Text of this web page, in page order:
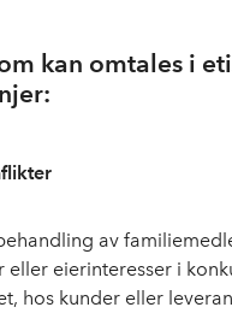
kan omtales i
av
eller eierinteresser i
hos kunder eller